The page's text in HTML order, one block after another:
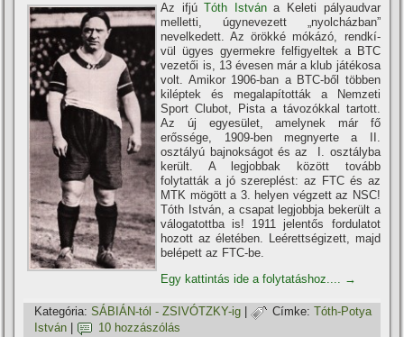
Az ifjúTóth Istvána Keleti pályaudvar
melletti, úgynevezett „nyolcházban”
nevelkedett. Az örökké mókázó, rendkí­
vül ügyes gyermekre felfigyeltek a BTC
vezetői is, 13 évesen már a klub játékosa
volt. Amikor 1906-ban a BTC-ből többen
kiléptek és megalapí­tották a Nemzeti
Sport Clubot, Pista a távozókkal tartott.
Az új egyesület, amelynek már fő
erőssége, 1909-ben megnyerte a II.
osztályú bajnokságot és az I. osztályba
került. A legjobbak között tovább
folytatták a jó szereplést: az FTC és az
MTK mögött a 3. helyen végzett az NSC!
Tóth István, a csapat legjobbja bekerült a
válogatottba is! 1911 jelentős fordulatot
hozott az életében. Leérettségizett, majd
belépett az FTC-be.
Egy kattintás ide a folytatáshoz.... →
Kategória: SÁBIÁN-tól - ZSIVÓTZKY-ig | Címke: Tóth-Potya
István
10 hozzászólás